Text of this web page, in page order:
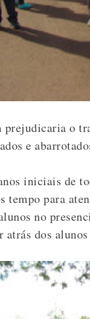
o
e
iniciais de
para
no
dos